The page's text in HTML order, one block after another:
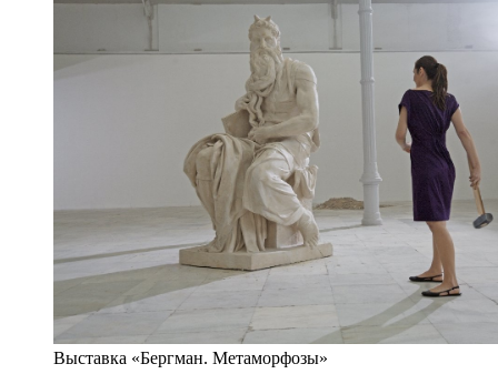
Выставка «Бергман. Метаморфозы»